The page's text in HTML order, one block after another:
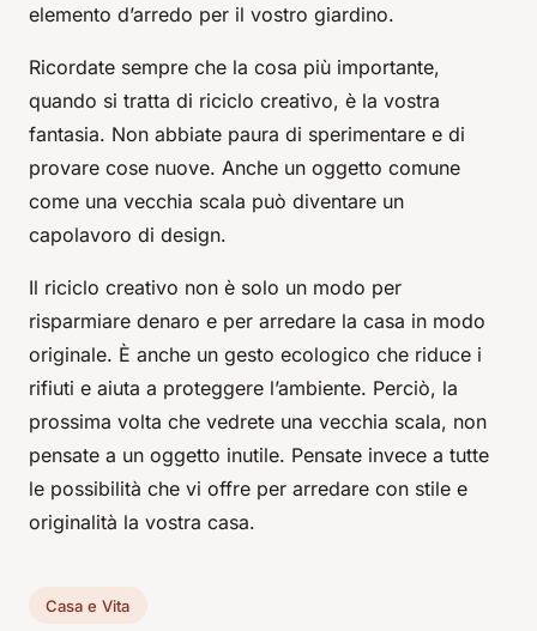
elemento d’arredo per il vostro giardino.
Ricordate sempre che la cosa più importante,
quando si tratta di riciclo creativo, è la vostra
fantasia. Non abbiate paura di sperimentare e di
provare cose nuove. Anche un oggetto comune
come una vecchia scala può diventare un
capolavoro di design.
Il riciclo creativo non è solo un modo per
risparmiare denaro e per arredare la casa in modo
originale. È anche un gesto ecologico che riduce i
rifiuti e aiuta a proteggere l’ambiente. Perciò, la
prossima volta che vedrete una vecchia scala, non
pensate a un oggetto inutile. Pensate invece a tutte
le possibilità che vi offre per arredare con stile e
originalità la vostra casa.
Casa e Vita